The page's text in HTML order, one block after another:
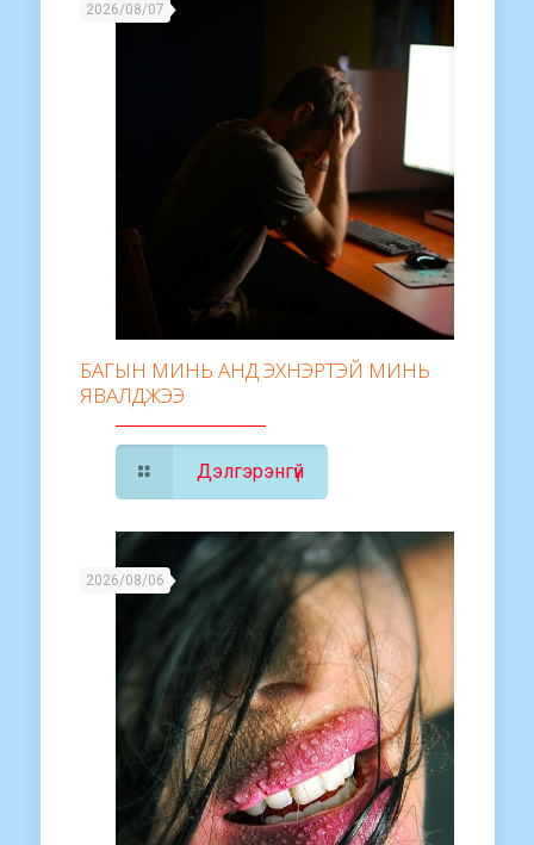
2026/08/07
БАГЫН МИНЬ АНД ЭХНЭРТЭЙ МИНЬ
ЯВАЛДЖЭЭ
Дэлгэрэнгүй
2026/08/06